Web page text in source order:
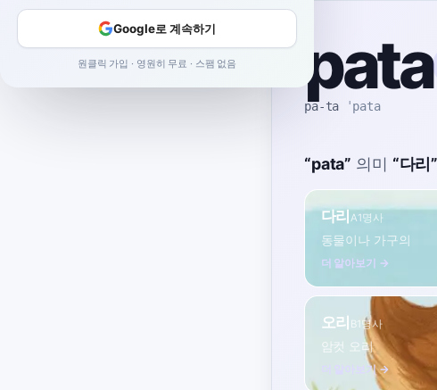
pata
pa-ta ˈpata
“pata” 의미 “다리”
다리A1명사
동물이나 가구의
더 알아보기 →
오리 B1 명사
암컷 오리
더 알아보기 →
Google로 계속하기
원클릭 가입 · 영원히 무료 · 스팸 없음